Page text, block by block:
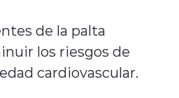
de la palta
los riesgos de
cardiovascular.